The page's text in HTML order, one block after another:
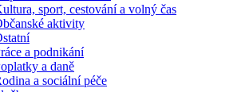
sport, cestování a volný čas
aktivity
a podnikání
a daně
a sociální péče